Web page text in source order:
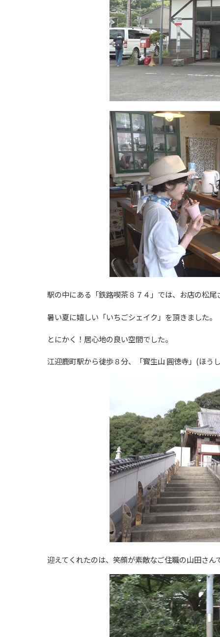
駅の中にある「鉄路喫茶８７４」では、お店の松尾
暑い夏に嬉しい「いちごシェイク」を頂きました。
とにかく！居心地の良い空間でした。
江迎鹿町駅から徒歩８分、「寳生山 圓徳寺」(ほう
迎えてくれたのは、笑顔が素敵なご住職の山田さん